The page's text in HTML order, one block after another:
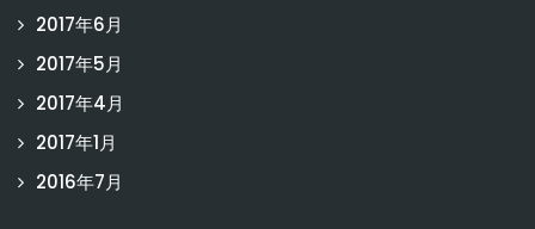
2017年6月
2017年5月
2017年4月
2017年1月
2016年7月